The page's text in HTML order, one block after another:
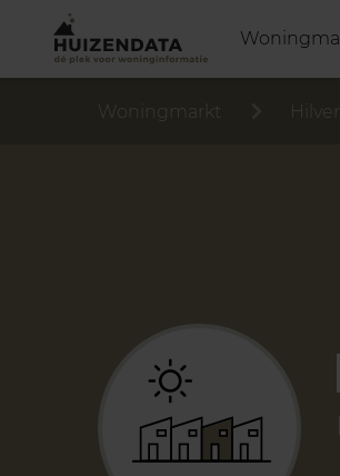
Woningmarkt